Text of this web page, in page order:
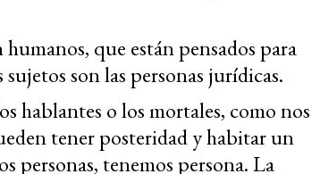
que están pensados para
son las personas jurídicas.
hablantes o los mortales, como nos
tener posteridad y habitar un
personas, tenemos persona. La